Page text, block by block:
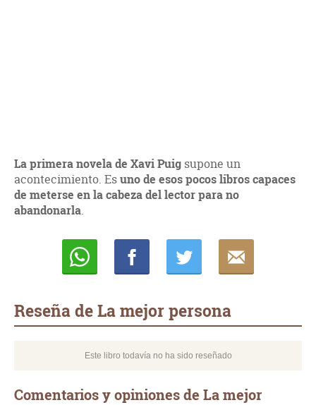
La primera novela de Xavi Puig supone un
acontecimiento. Esuno de esos pocos libros capaces
de meterse en la cabeza del lector para no
abandonarla.
Reseña de La mejor persona
Este libro todavía no ha sido reseñado
Comentarios y opiniones de La mejor